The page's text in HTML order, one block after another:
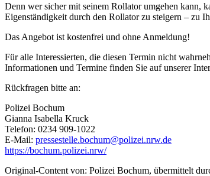
Denn wer sicher mit seinem Rollator umgehen kann,
Eigenständigkeit durch den Rollator zu steigern – zu
Das Angebot ist kostenfrei und ohne Anmeldung!
Für alle Interessierten, die diesen Termin nicht
Informationen und Termine finden Sie auf unserer
Rückfragen bitte an:
Polizei Bochum
Gianna Isabella Kruck
Telefon: 0234 909-1022
E-Mail: pressestelle.bochum@polizei.nrw.de
https://bochum.polizei.nrw/
Original-Content von: Polizei Bochum, übermittelt